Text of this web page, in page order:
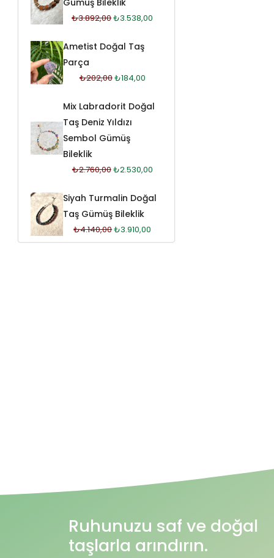
Gümüş Bileklik
₺3.892,00₺3.538,00
Ametist Doğal Taş
Parça
₺202,00₺184,00
Mix Labradorit Doğal
Taş Deniz Yıldızı
Sembol Gümüş
Bileklik
₺2.760,00₺2.530,00
Siyah Turmalin Doğal
Taş Gümüş Bileklik
₺4.140,00₺3.910,00
Ruhunuzu saf ve doğal
taşlarla arındırın.